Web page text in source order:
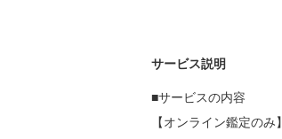
サービス説明
■サービスの内容
【オンライン鑑定のみ】